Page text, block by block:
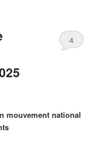
4
mouvement national